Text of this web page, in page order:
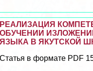
РЕАЛИЗАЦИЯ
ОБУЧЕНИИ
ЯЗЫКА В ЯКУТСКОЙ
Статья в формате PDF